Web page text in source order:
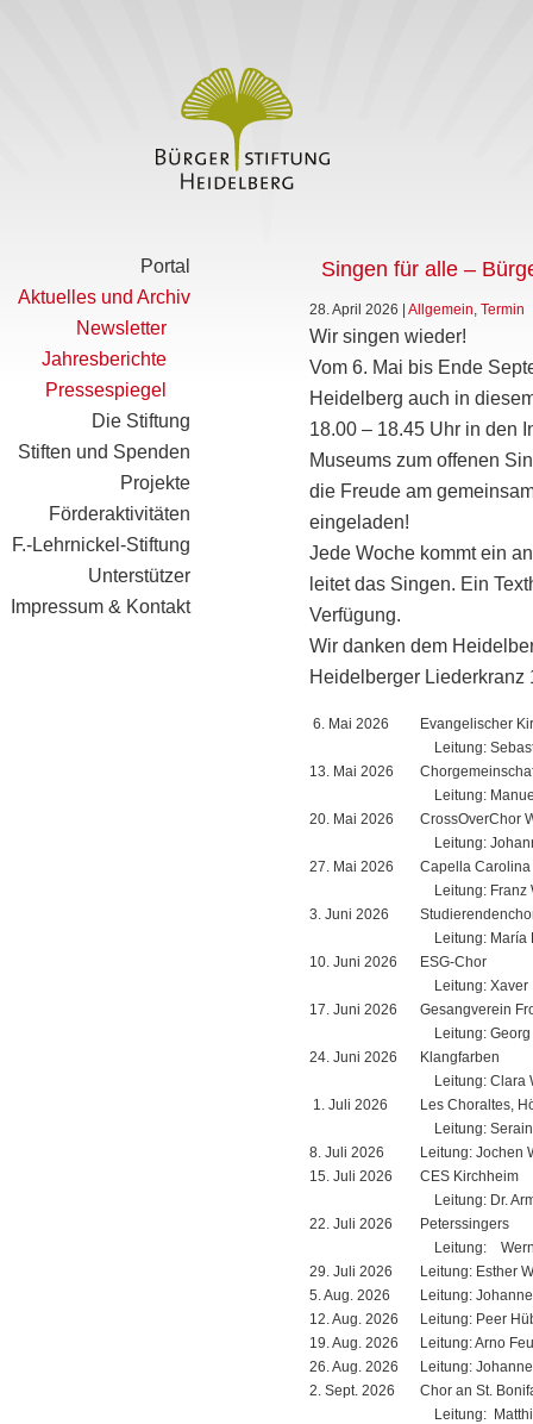
Portal
Aktuelles und Archiv
Newsletter
Jahresberichte
Pressespiegel
Die Stiftung
Stiften und Spenden
Projekte
Förderaktivitäten
F.-Lehrnickel-Stiftung
Unterstützer
Impressum & Kontakt
Singen für alle –
28. April 2026 Allgemein, Termin
Wir singen wieder!
Vom 6. Mai bis Ende
Heidelberg auch in
18.00 – 18.45 Uhr in den
Museums zum offenen
die Freude am
eingeladen!
Jede Woche kommt ein
leitet das Singen. Ein
Verfügung.
Wir danken dem
Heidelberger Liederkranz
6. Mai 2026
Evangelischer
Leitung:
13. Mai 2026
Leitung:
20. Mai 2026
CrossOverChor
Leitung:
27. Mai 2026
Capella Carolina
Leitung: Franz
3. Juni 2026
Leitung: María
10. Juni 2026
ESG-Chor
Leitung: Xaver
17. Juni 2026
Gesangverein
Leitung: Georg
24. Juni 2026
Klangfarben
Leitung: Clara
1. Juli 2026
Les Choraltes,
Leitung:
8. Juli 2026
Leitung: Jochen
15. Juli 2026
CES Kirchheim
Leitung: Dr.
22. Juli 2026
Peterssingers
Leitung:
29. Juli 2026
Leitung: Esther
5. Aug. 2026
Leitung:
12. Aug. 2026
Leitung: Peer
19. Aug. 2026
Leitung: Arno
26. Aug. 2026
Leitung:
2. Sept. 2026
Chor an St.
Leitung: